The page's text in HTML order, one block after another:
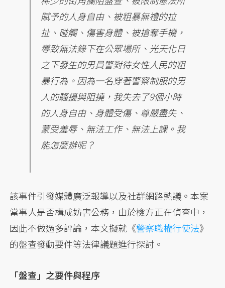
賦予的人身自由、被粗暴無禮的拉
扯、碰觸、傷害身體、被搶奪手機，
導致無法錄下在公眾場所、光天化日
之下發生的男員警對待女性人民的粗
暴行為。因為一名穿著警察制服的男
人的騷擾與阻撓，我失去了9個小時
的人身自由、身體受傷、尊嚴盡失、
蒙受羞辱、無法工作、無法上課。我
能怎麼辦呢？
該事件引發媒體廣泛報導以及社群網路熱議。本案
當事人是否構成妨害公務，由於檢方正在偵查中，
因此不做過多評論，本文擬就《警察職權行使法》
的盤查發動要件等法律議題進行探討。
「盤查」之要件與程序